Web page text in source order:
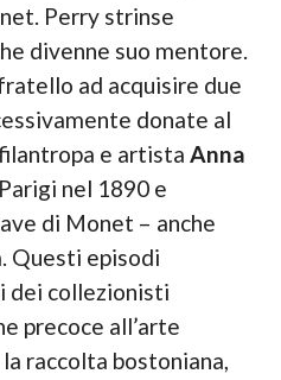
Perry strinse
divenne suo mentore.
ad acquisire due
donate al
e artista Anna
nel 1890 e
di Monet – anche
Questi episodi
dei collezionisti
precoce all’arte
raccolta bostoniana,